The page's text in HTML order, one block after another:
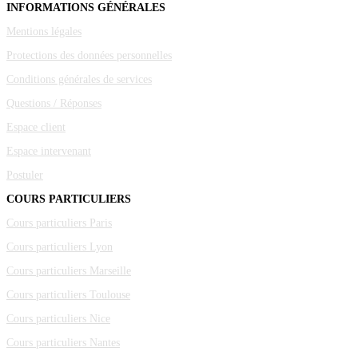
INFORMATIONS GÉNÉRALES
Mentions légales
Protections des données personnelles
Conditions générales de services
Questions / Réponses
Espace client
Espace intervenant
Postuler
COURS PARTICULIERS
Cours particuliers Paris
Cours particuliers Lyon
Cours particuliers Marseille
Cours particuliers Toulouse
Cours particuliers Nice
Cours particuliers Nantes